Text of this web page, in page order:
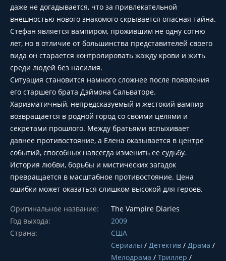
даже не догадывается, что за привлекательной
внешностью нового знакомого скрывается опасная тайна.
Стефан является вампиром, прожившим не одну сотню
лет, но в отличие от большинства представителей своего
вида он старается контролировать жажду крови и жить
среди людей без насилия.
Ситуация становится намного сложнее после появления
его старшего брата Дэймона Сальваторе.
Харизматичный, непредсказуемый и жестокий вампир
возвращается в родной город со своими целями и
секретами прошлого. Между братьями вспыхивает
давнее противостояние, а Елена оказывается в центре
событий, способных навсегда изменить ее судьбу.
История любви, борьбы и мистических загадок
превращается в масштабное противостояние. Цена
ошибки может оказаться слишком высокой для героев.
Оригинальное название:
The Vampire Diaries
Год выхода:
2009
Страна:
США
Сериалы / Детектив / Драма /
Мелодрама / Триллер /